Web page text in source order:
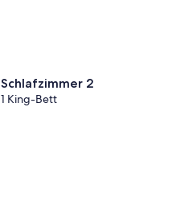
Schlafzimmer 2
1 King-Bett